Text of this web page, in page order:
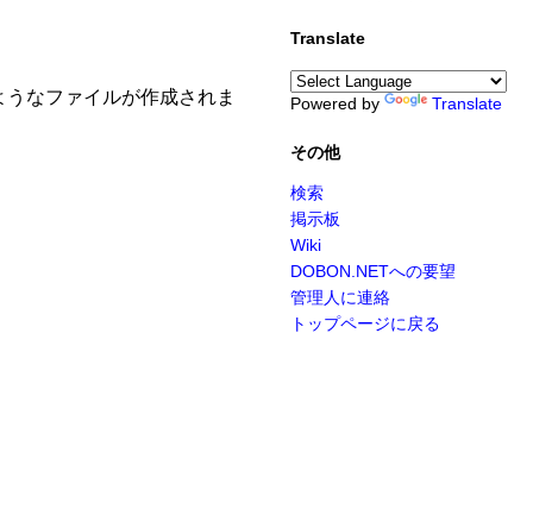
なファイルが作成されま
Translate
Powered by Translate
その他
検索
掲示板
Wiki
DOBON.NETへの要望
管理人に連絡
トップページに戻る